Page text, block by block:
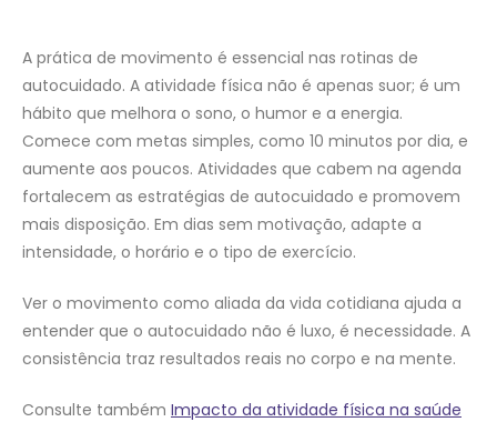
A prática de movimento é essencial nas rotinas de
autocuidado. A atividade física não é apenas suor; é um
hábito que melhora o sono, o humor e a energia.
Comece com metas simples, como 10 minutos por dia, e
aumente aos poucos. Atividades que cabem na agenda
fortalecem as estratégias de autocuidado e promovem
mais disposição. Em dias sem motivação, adapte a
intensidade, o horário e o tipo de exercício.
Ver o movimento como aliada da vida cotidiana ajuda a
entender que o autocuidado não é luxo, é necessidade. A
consistência traz resultados reais no corpo e na mente.
Consulte também Impacto da atividade física na saúde